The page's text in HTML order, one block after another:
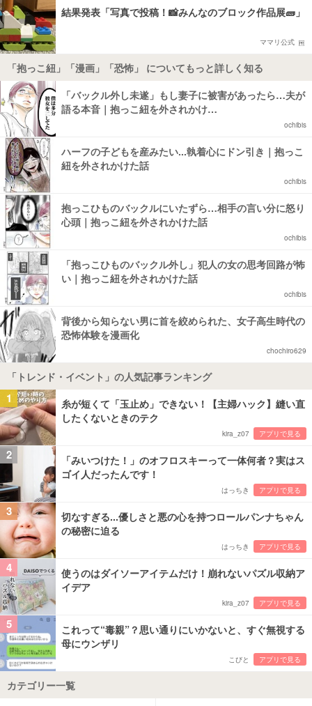
結果発表「写真で投稿！📸みんなのブロック作品展🧱」
ママリ公式
「抱っこ紐」「漫画」「恐怖」 についてもっと詳しく知る
「バックル外し未遂」もし妻子に被害があったら…夫が
語る本音｜抱っこ紐を外されかけ…
ochibis
ハーフの子どもを産みたい...執着心にドン引き｜抱っこ
紐を外されかけた話
ochibis
抱っこひものバックルにいたずら…相手の言い分に怒り
心頭｜抱っこ紐を外されかけた話
ochibis
「抱っこひものバックル外し」犯人の女の思考回路が怖
い｜抱っこ紐を外されかけた話
ochibis
背後から知らない男に首を絞められた、女子高生時代の
恐怖体験を漫画化
chochiro629
「トレンド・イベント」の人気記事ランキング
1
糸が短くて「玉止め」できない！【主婦ハック】縫い直
したくないときのテク
kira_z07 アプリで見る
2
「みいつけた！」のオフロスキーって一体何者？実はス
ゴイ人だったんです！
はっちき アプリで見る
3
切なすぎる...優しさと悪の心を持つロールパンナちゃん
の秘密に迫る
はっちき アプリで見る
4
使うのはダイソーアイテムだけ！崩れないパズル収納ア
イデア
kira_z07 アプリで見る
5
これって“毒親”？思い通りにいかないと、すぐ無視する
母にウンザリ
こびと アプリで見る
カテゴリー一覧